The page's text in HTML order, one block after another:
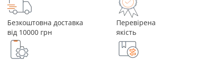
Безкоштовна доставка
від 10000 грн
Перевірена
якість